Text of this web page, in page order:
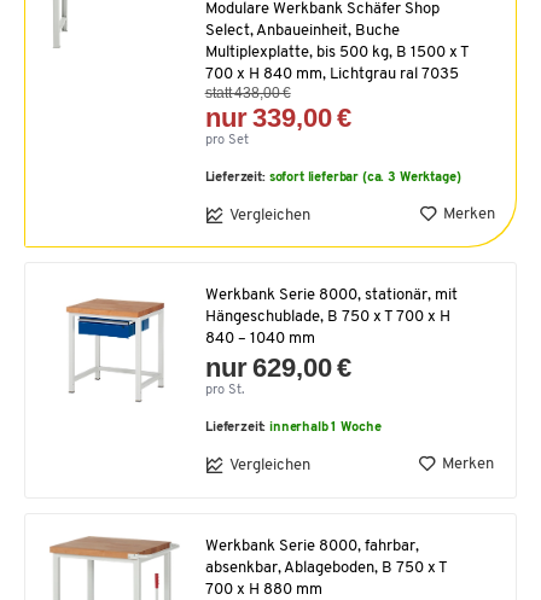
Modulare Werkbank Schäfer Shop
Select, Anbaueinheit, Buche
Multiplexplatte, bis 500 kg, B 1500 x T
700 x H 840 mm, Lichtgrau ral 7035
statt 438,00 €
nur 339,00 €
pro Set
Lieferzeit: sofort lieferbar (ca. 3 Werktage)
Vergleichen Merken
Werkbank Serie 8000, stationär, mit
Hängeschublade, B 750 x T 700 x H
840 – 1040 mm
nur 629,00 €
pro St.
Lieferzeit:innerhalb 1 Woche
Vergleichen Merken
Werkbank Serie 8000, fahrbar,
absenkbar, Ablageboden, B 750 x T
700 x H 880 mm